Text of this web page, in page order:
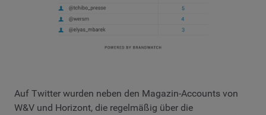
Auf Twitter wurden neben den Magazin-Accounts von
W&V und Horizont, die regelmäßig über die